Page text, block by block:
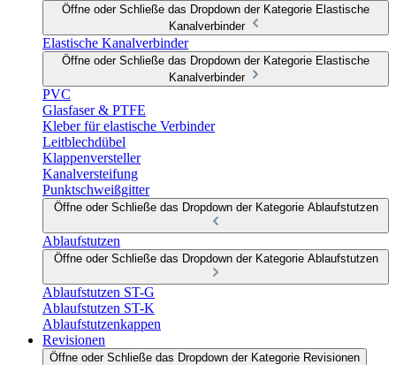
Öffne oder Schließe das Dropdown der Kategorie Elastische
Kanalverbinder
Elastische Kanalverbinder
Öffne oder Schließe das Dropdown der Kategorie Elastische
Kanalverbinder
PVC
Glasfaser & PTFE
Kleber für elastische Verbinder
Leitblechdübel
Klappenversteller
Kanalversteifung
Punktschweißgitter
Öffne oder Schließe das Dropdown der Kategorie Ablaufstutzen
Ablaufstutzen
Öffne oder Schließe das Dropdown der Kategorie Ablaufstutzen
Ablaufstutzen ST-G
Ablaufstutzen ST-K
Ablaufstutzenkappen
Revisionen
Öffne oder Schließe das Dropdown der Kategorie Revisionen